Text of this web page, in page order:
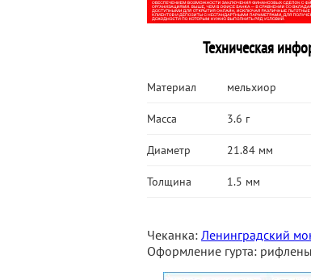
Техническая
Материал мельхиор
Масса 3.6 г
Диаметр 21.84 мм
Толщина 1.5 мм
Чеканка: Ленинградский
Оформление гурта: